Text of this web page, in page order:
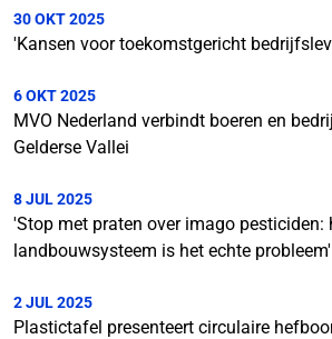
30 OKT 2025
'Kansen voor toekomstgericht
6 OKT 2025
MVO Nederland verbindt boeren en
Gelderse Vallei
8 JUL 2025
'Stop met praten over imago pesticiden:
landbouwsysteem is het echte probleem'
2 JUL 2025
Plastictafel presenteert circulaire